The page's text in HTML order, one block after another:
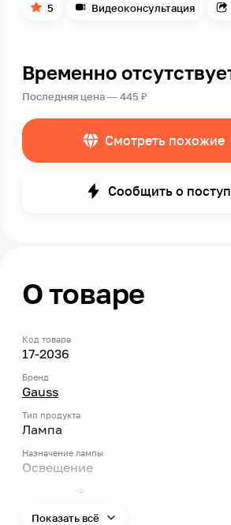
5 Видеоконсультация
Временно
Последняя цена — 445 ₽
Смотреть похожие
Сообщить о
О товаре
Код товара
17-2036
Бренд
Gauss
Тип продукта
Лампа
Назначение лампы
Освещение
E27
Показать всё